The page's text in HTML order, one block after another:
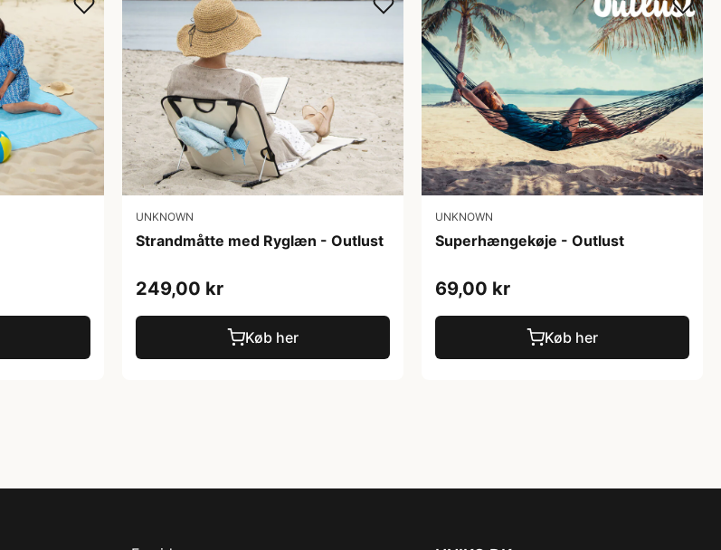
UNKNOWN
Strandmåtte med Ryglæn - Outlust
249,00 kr
Køb her
UNKNOWN
Superhængekøje - Outlust
69,00 kr
Køb her